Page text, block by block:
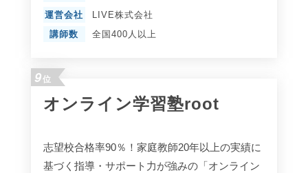
運営会社
LIVE株式会社
講師数
全国400人以上
9位
オンライン学習塾root
志望校合格率90％！家庭教師20年以上の実績に
基づく指導・サポート力が強みの「オンライン